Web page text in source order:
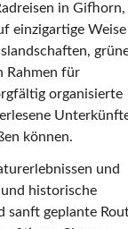
in Gifhorn,
einzigartige Weise
Rahmen für
organisierte
können.
und
historische
sanft geplante